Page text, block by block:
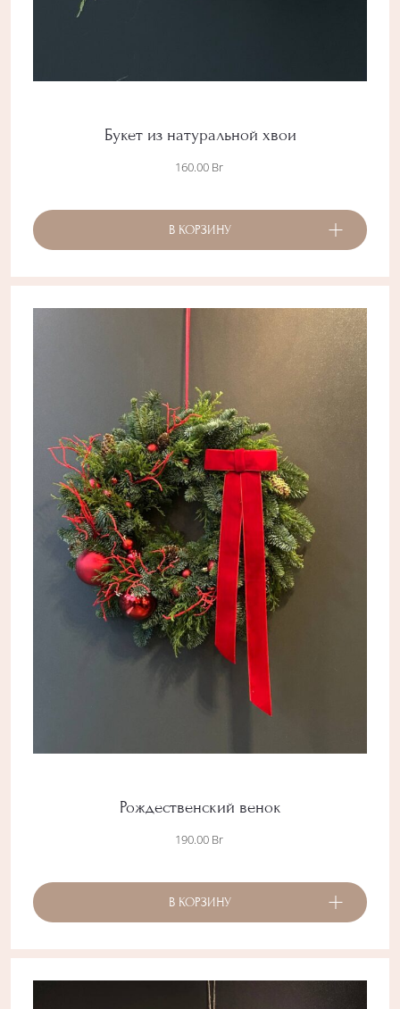
Букет из натуральной хвои
160.00 Br
В КОРЗИНУ
Рождественский венок
190.00 Br
В КОРЗИНУ